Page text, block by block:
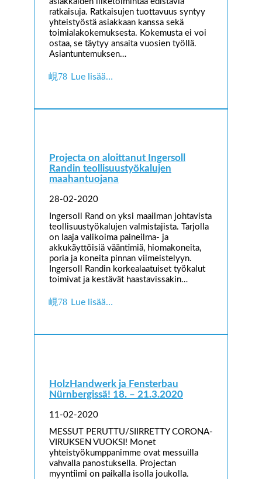
ratkaisuja. Ratkaisujen tuottavuus syntyy
yhteistyöstä asiakkaan kanssa sekä
toimialakokemuksesta. Kokemusta ei voi
ostaa, se täytyy ansaita vuosien työllä.
Asiantuntemuksen…
Lue lisää…
Projecta on aloittanut Ingersoll
Randin teollisuustyökalujen
maahantuojana
28-02-2020
Ingersoll Rand on yksi maailman johtavista
teollisuustyökalujen valmistajista. Tarjolla
on laaja valikoima paineilma- ja
akkukäyttöisiä vääntimiä, hiomakoneita,
poria ja koneita pinnan viimeistelyyn.
Ingersoll Randin korkealaatuiset työkalut
toimivat ja kestävät haastavissakin…
Lue lisää…
HolzHandwerk ja Fensterbau
Nürnbergissä! 18. – 21.3.2020
11-02-2020
MESSUT PERUTTU/SIIRRETTY CORONA-
VIRUKSEN VUOKSI! Monet
yhteistyökumppanimme ovat messuilla
vahvalla panostuksella. Projectan
myyntiimi on paikalla isolla joukolla.